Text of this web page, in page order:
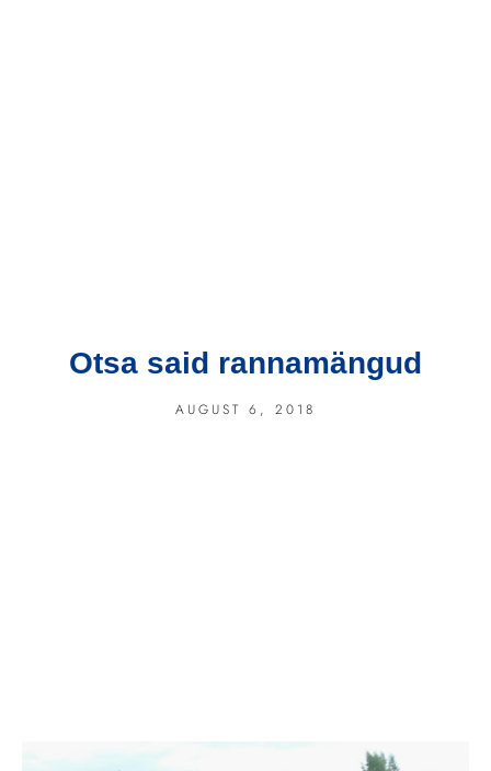
Otsa said rannamängud
AUGUST 6, 2018